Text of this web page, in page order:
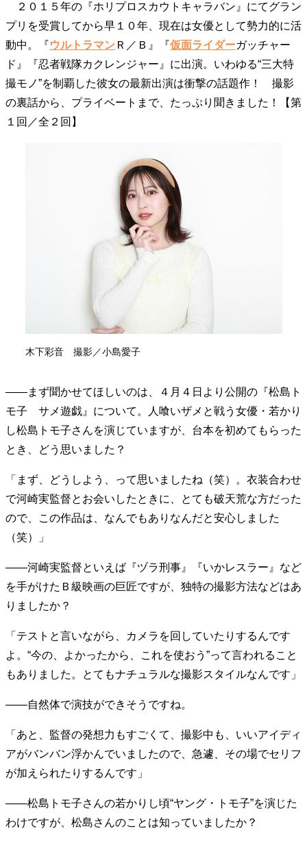
リーダーの流儀 変革の原動力
次世代へのバトン
トップが描く未来
マインドセット
重圧との向き合い方 一流のルーティン
20代の現在地
忘れられない言葉
美しさの哲学
病が教えてくれたこと
熱狂できるもの
60代のネクストステージ
社会・カルチャー・マネー
地域とつながる/お金との付き合い方
２０１５年の『ホリプロスカウトキャラバン』にてグラン
プリを受賞してから早１０年、現在は女優として勢力的に活
動中。『ウルトラマン Ｒ／Ｂ』『仮面ライダーガッチャー
ド』『忍者戦隊カクレンジャー』に出演。いわゆる“三大特
撮モノ”を制覇した彼女の最新出演は衝撃の話題作！ 撮影
の裏話から、プライベートまで、たっぷり聞きました！【第
１回／全２回】
木下彩音 撮影／小島愛子
――まず聞かせてほしいのは、４月４日より公開の『松島ト
モ子 サメ遊戯』について。人喰いザメと戦う女優・若かり
し松島トモ子さんを演じていますが、台本を初めてもらった
とき、どう思いました？
「まず、どうしよう、って思いましたね（笑）。衣装合わせ
で河崎実監督とお会いしたときに、とても破天荒な方だった
ので、この作品は、なんでもありなんだと安心しました
（笑）」
――河崎実監督といえば『ヅラ刑事』『いかレスラー』など
を手がけたＢ級映画の巨匠ですが、独特の撮影方法などはあ
りましたか？
「テストと言いながら、カメラを回していたりするんです
よ。“今の、よかったから、これを使おう”って言われること
もありました。とてもナチュラルな撮影スタイルなんです」
――自然体で演技ができそうですね。
「あと、監督の発想力もすごくて、撮影中も、いいアイディ
アがバンバン浮かんでいましたので、急遽、その場でセリフ
が加えられたりするんです」
――松島トモ子さんの若かりし頃“ヤング・トモ子”を演じた
わけですが、松島さんのことは知っていましたか？